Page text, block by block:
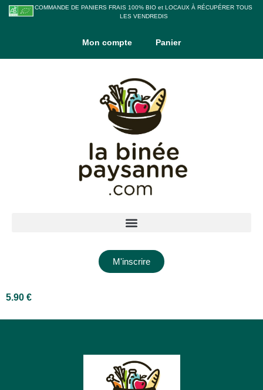
COMMANDE DE PANIERS FRAIS 100% BIO et LOCAUX À RÉCUPÉRER TOUS
LES VENDREDIS
Mon compte Panier
M'inscrire
5.90 €